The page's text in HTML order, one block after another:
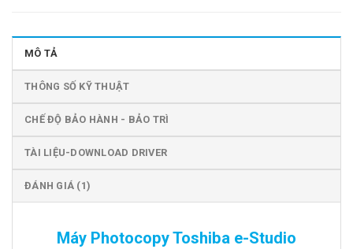
MÔ TẢ
THÔNG SỐ KỸ THUẬT
CHẾ ĐỘ BẢO HÀNH - BẢO TRÌ
TÀI LIỆU-DOWNLOAD DRIVER
ĐÁNH GIÁ (1)
Máy Photocopy Toshiba e-Studio